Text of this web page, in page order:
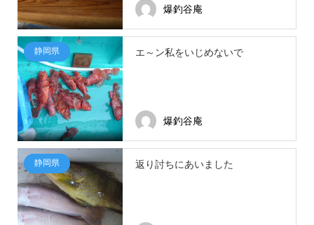
爆釣谷庵
静岡県 エ～ン私をいじめないで
爆釣谷庵
静岡県 返り討ちにあいました